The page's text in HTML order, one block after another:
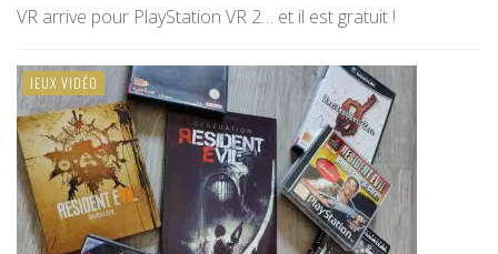
VR arrive pour PlayStation VR 2… et il est gratuit !
JEUX VIDÉO